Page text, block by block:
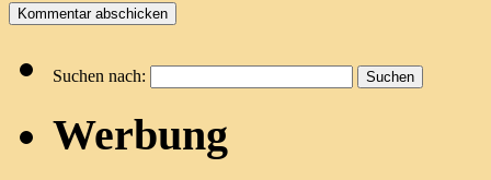
Suchen nach:
Werbung